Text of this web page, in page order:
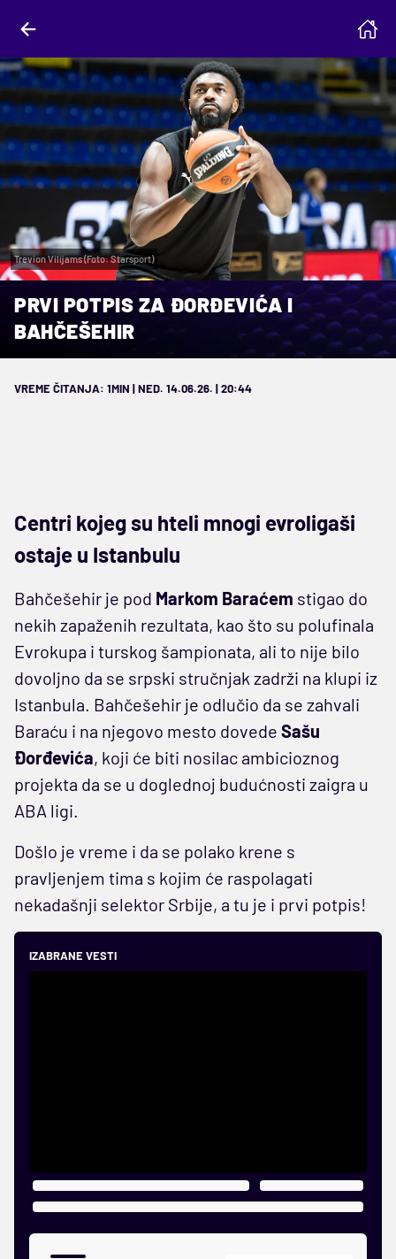
Trevion Vilijams (Foto: Starsport)
PRVI POTPIS ZA ĐORĐEVIĆA I
BAHČEŠEHIR
VREME ČITANJA: 1MIN | NED. 14.06.26. | 20:44
Centri kojeg su hteli mnogi evroligaši
ostaje u Istanbulu
Bahčešehir je pod Markom Baraćem stigao do
nekih zapaženih rezultata, kao što su polufinala
Evrokupa i turskog šampionata, ali to nije bilo
dovoljno da se srpski stručnjak zadrži na klupi iz
Istanbula. Bahčešehir je odlučio da se zahvali
Baraću i na njegovo mesto dovede Sašu
Đorđevića, koji će biti nosilac ambicioznog
projekta da se u doglednoj budućnosti zaigra u
ABA ligi.
Došlo je vreme i da se polako krene s
pravljenjem tima s kojim će raspolagati
nekadašnji selektor Srbije, a tu je i prvi potpis!
IZABRANE VESTI